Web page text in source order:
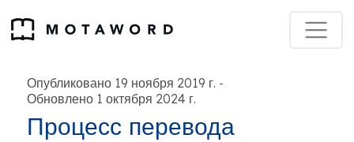
Опубликовано 19 ноября 2019 г. -
Обновлено 1 октября 2024 г.
Процесс перевода